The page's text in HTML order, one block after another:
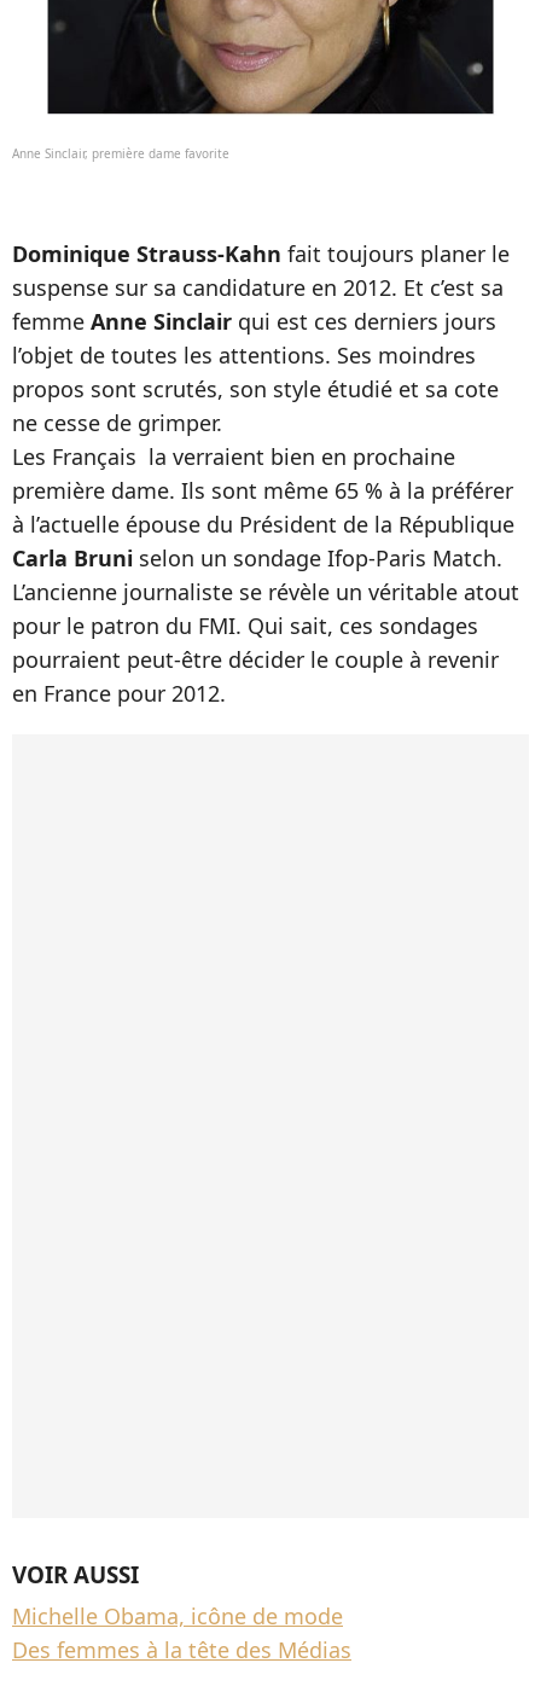
Anne Sinclair, première dame favorite
Dominique Strauss-Kahn fait toujours planer le
suspense sur sa candidature en 2012. Et c’est sa
femme Anne Sinclair qui est ces derniers jours
l’objet de toutes les attentions. Ses moindres
propos sont scrutés, son style étudié et sa cote
ne cesse de grimper.
Les Français la verraient bien en prochaine
première dame. Ils sont même 65 % à la préférer
à l’actuelle épouse du Président de la République
Carla Bruni selon un sondage Ifop-Paris Match.
L’ancienne journaliste se révèle un véritable atout
pour le patron du FMI. Qui sait, ces sondages
pourraient peut-être décider le couple à revenir
en France pour 2012.
VOIR AUSSI
Michelle Obama, icône de mode
Des femmes à la tête des Médias